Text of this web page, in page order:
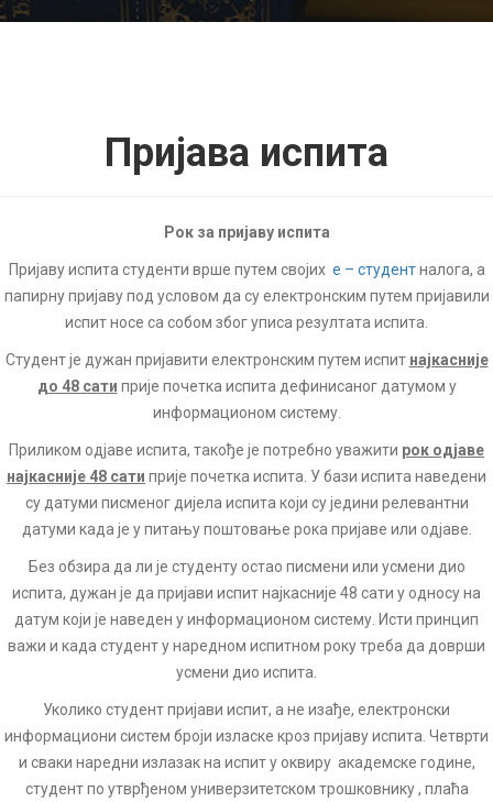
Пријава испита
Рок за пријаву испита
Пријаву испита студенти врше путем својих е – студентналога, а
папирну пријаву под условом да су електронским путем пријавили
испит носе са собом због уписа резултата испита.
Студент је дужан пријавити електронским путем испит најкасније
до 48 сати прије почетка испита дефинисаног датумом у
информационом систему.
Приликом одјаве испита, такође је потребно уважити рок одјаве
најкасније 48 сати прије почетка испита. У бази испита наведени
су датуми писменог дијела испита који су једини релевантни
датуми када је у питању поштовање рока пријаве или одјаве.
Без обзира да ли је студенту остао писмени или усмени дио
испита, дужан је да пријави испит најкасније 48 сати у односу на
датум који је наведен у информационом систему. Исти принцип
важи и када студент у наредном испитном року треба да доврши
усмени дио испита.
Уколико студент пријави испит, а не изађе, електронски
информациони систем броји изласке кроз пријаву испита. Четврти
и сваки наредни излазак на испит у оквиру академске године,
студент по утврђеном универзитетском трошковнику , плаћа